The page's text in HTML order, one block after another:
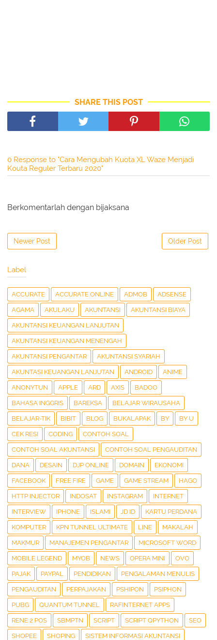
SHARE THIS POST
0 Response to "Cara Mengubah Kuota XL Waze Menjadi
Kouta Reguler Terbaru 2020"
Berkomentarlah dengan bijaksana
Newer Post Older Post
Label
ACCURATE ACCURATE ONLINE ADMOB ADSENSE
AGAMA AKULAKU AKUNTANSI AKUNTANSI BIAYA
AKUNTANSI KEUANGAN LANJUTAN
AKUNTANSI KEUANGAN MENENGAH
AKUNTANSI PENGANTAR AKUNTANSI SYARIAH
AKUNTASI KEUANGAN LANJUTAN ANDROID ANIME
ANONYTUN APPLE ARD AXIS BADOO
BAHASA INGGRIS BAREKSA BELAJAR WIRAUSAHA
BELAJAR-TIK BIBIT BLOG BUKALAPAK BY BY U
CEK RESI CODING CONTOH SOAL
CONTOH SOAL AKUNTANSI CONTOH SOAL PENGAUDITAN
DANA DESAIN DJP ONLINE DOMAIN EKONOMI
FACEBOOK FREE FIRE GAME GAME STREAM HAGO
HTTP INJECTOR INDOSAT INSTAGRAM INTERNET
INTERVIEW IPHONE ISLAMI JD ID KARTU PERDANA
KOMPUTER KPN TUNNEL ULTIMATE LINE MAKALAH
MAKMUR MANAJEMEN PENGANTAR MICROSOFT WORD
MOBILE LEGEND MYOB NEWS OPERA MINI OVO
PAJAK PAYPAL PENDIDIKAN PENGALAMAN MENULIS
PENGAUDITAN PERPAJAKAN PSHIPON PSIPHON
PUBG QUANTUM TUNNEL RAFINTERNET APPS
RENE 2 POS SBMPTN SCRIPT SCRIPT QPYTHON SEO
SHOPEE SHOPING SISTEM INFORMASI AKUNTANSI